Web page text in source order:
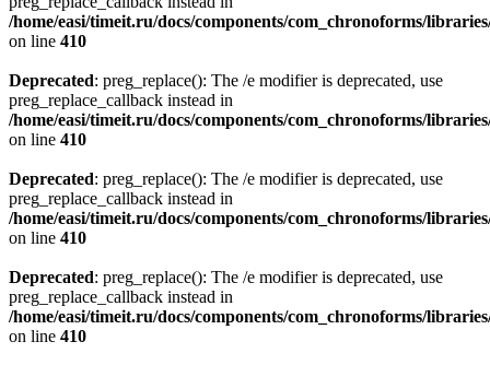
/home/easi/timeit.ru/docs/components/com_chronoforms/
on line 410
Deprecated: preg_replace(): The /e modifier is deprecated, use
preg_replace_callback instead in
/home/easi/timeit.ru/docs/components/com_chronoforms/
on line 410
Deprecated: preg_replace(): The /e modifier is deprecated, use
preg_replace_callback instead in
/home/easi/timeit.ru/docs/components/com_chronoforms/
on line 410
Deprecated: preg_replace(): The /e modifier is deprecated, use
preg_replace_callback instead in
/home/easi/timeit.ru/docs/components/com_chronoforms/
on line 410